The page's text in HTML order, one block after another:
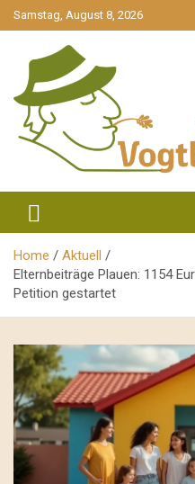
gehe
zum
Samstag, August 8, 2026
Home
Aktuell
Elternbeiträge Plauen: 1154
Petition gestartet